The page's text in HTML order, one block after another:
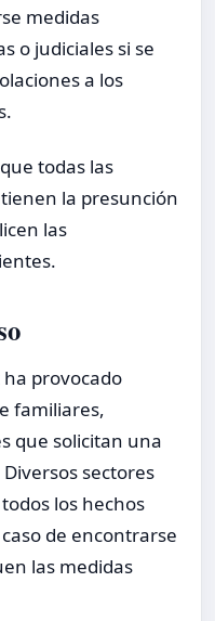
medidas
o judiciales si se
a los
todas las
la presunción
las
provocado
familiares,
que solicitan una
sectores
los hechos
de encontrarse
las medidas